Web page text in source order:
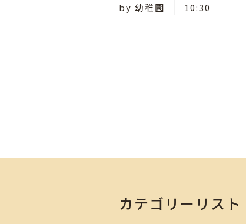
by 幼稚園 10:30
カテゴリーリスト